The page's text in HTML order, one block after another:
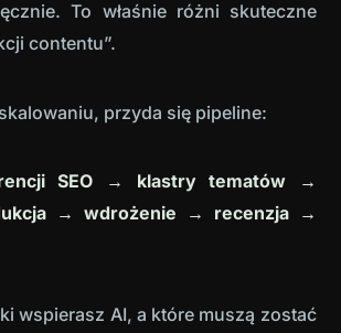
To właśnie różni skuteczne
contentu”.
przyda się pipeline:
SEO → klastry tematów →
→ wdrożenie → recenzja →
wspierasz AI, a które muszą zostać